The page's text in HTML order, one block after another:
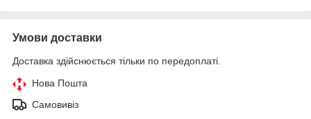
Умови доставки
Доставка здійснюється тільки по передоплаті.
Нова Пошта
Самовивіз